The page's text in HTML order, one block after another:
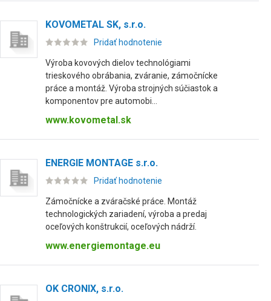
KOVOMETAL SK, s.r.o.
Pridať hodnotenie
Výroba kovových dielov technológiami
trieskového obrábania, zváranie, zámočnícke
práce a montáž. Výroba strojných súčiastok a
komponentov pre automobi...
www.kovometal.sk
ENERGIE MONTAGE s.r.o.
Pridať hodnotenie
Zámočnícke a zváračské práce. Montáž
technologických zariadení, výroba a predaj
oceľových konštrukcií, oceľových nádrží.
www.energiemontage.eu
OK CRONIX, s.r.o.